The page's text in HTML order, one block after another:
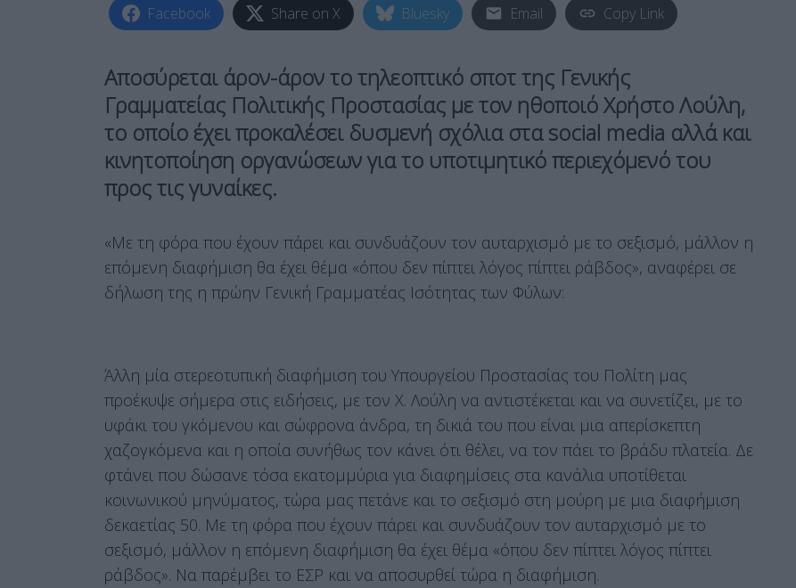
Facebook Share on X Bluesky Email Copy Link
Αποσύρεται άρον-άρον το τηλεοπτικό σποτ της Γενικής
Γραμματείας Πολιτικής Προστασίας με τον ηθοποιό Χρήστο Λούλη,
το οποίο έχει προκαλέσει δυσμενή σχόλια στα social media αλλά και
κινητοποίηση οργανώσεων για το υποτιμητικό περιεχόμενό του
προς τις γυναίκες.
«Με τη φόρα που έχουν πάρει και συνδυάζουν τον αυταρχισμό με το σεξισμό, μάλλον η
επόμενη διαφήμιση θα έχει θέμα «όπου δεν πίπτει λόγος πίπτει ράβδος», αναφέρει σε
δήλωση της η πρώην Γενική Γραμματέας Ισότητας των Φύλων:
Άλλη μία στερεοτυπική διαφήμιση του Υπουργείου Προστασίας του Πολίτη μας
προέκυψε σήμερα στις ειδήσεις, με τον Χ. Λούλη να αντιστέκεται και να συνετίζει, με το
υφάκι του γκόμενου και σώφρονα άνδρα, τη δικιά του που είναι μια απερίσκεπτη
χαζογκόμενα και η οποία συνήθως τον κάνει ότι θέλει, να τον πάει το βράδυ πλατεία. Δε
φτάνει που δώσανε τόσα εκατομμύρια για διαφημίσεις στα κανάλια υποτίθεται
κοινωνικού μηνύματος, τώρα μας πετάνε και το σεξισμό στη μούρη με μια διαφήμιση
δεκαετίας 50. Με τη φόρα που έχουν πάρει και συνδυάζουν τον αυταρχισμό με το
σεξισμό, μάλλον η επόμενη διαφήμιση θα έχει θέμα «όπου δεν πίπτει λόγος πίπτει
ράβδος». Να παρέμβει το ΕΣΡ και να αποσυρθεί τώρα η διαφήμιση.